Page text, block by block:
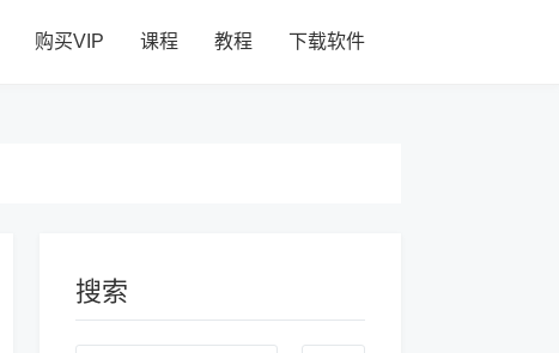
购买VIP 课程 教程 下载软件
搜索